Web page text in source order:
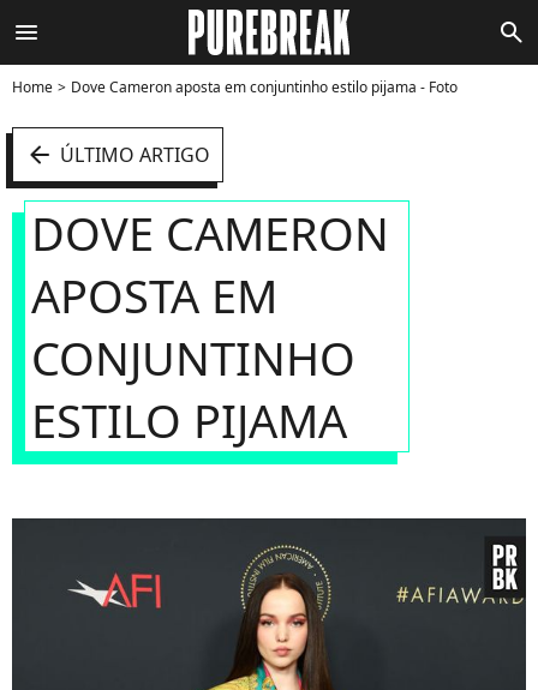
menu search
Home Dove Cameron aposta em conjuntinho estilo pijama - Foto
arrow_left ÚLTIMO ARTIGO
DOVE CAMERON
APOSTA EM
CONJUNTINHO
ESTILO PIJAMA